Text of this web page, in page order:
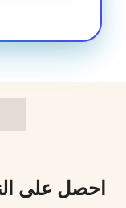
احصل على